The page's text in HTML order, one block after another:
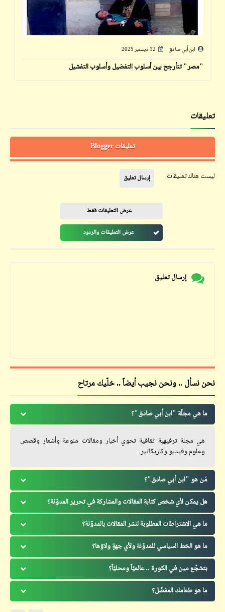
ابن أبي صادق 12 ديسمبر 2025
"مصر" تتأرجح بين أسلوب التفضيل وأسلوب التفشيل
تعليقات
تعليقات Blogger
ليست هناك تعليقات إرسال تعليق
عرض التعليقات فقط
عرض التعليقات والردود
إرسال تعليق
نحن نسأل .. ونحن نجيب أيضاً .. خلّيك مرتاح
ما هي مجلّة "ابن أبي صادق"؟
هي مجلة ترفيهية ثقافية تحوي أخبار ومقالات منوعة وأشعار وقصص
وعلوم وفيديو وكاريكاتير.
مَن هو "ابن أبي صادق"؟
هل يمكن لأي شخص كتابة المقالات والمشاركة في تحرير المدوّنة؟
ما هي الاشتراطات المطلوبة لنشر المقالات بالمدوّنة؟
ما هو الخط السياسي للمدوّنة ولأي جهةٍ ولاؤها؟
بتشجّع مين في الكورة .. عالميّاً ومحليّاً؟
ما هو طعامك المفضّل؟